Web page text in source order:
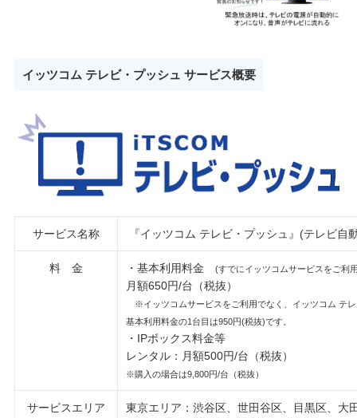
イッツコム テレビ・プッシュ サービス概要
サービス名称 『イッツコム テレビ・プッシュ』(テレビ自
料 金 ・基本利用料金 (すでにイッツコムサービスをご利
月額650円/台（税抜）
※イッツコムサービスをご利用でなく、イッツコム テ
基本利用料金の1台目は950円(税抜)です。
・IPボックス料金等
レンタル：月額500円/台（税抜）
※購入の場合は9,800円/台（税抜）
サービスエリア
東京エリア：渋谷区、世田谷区、目黒区、大